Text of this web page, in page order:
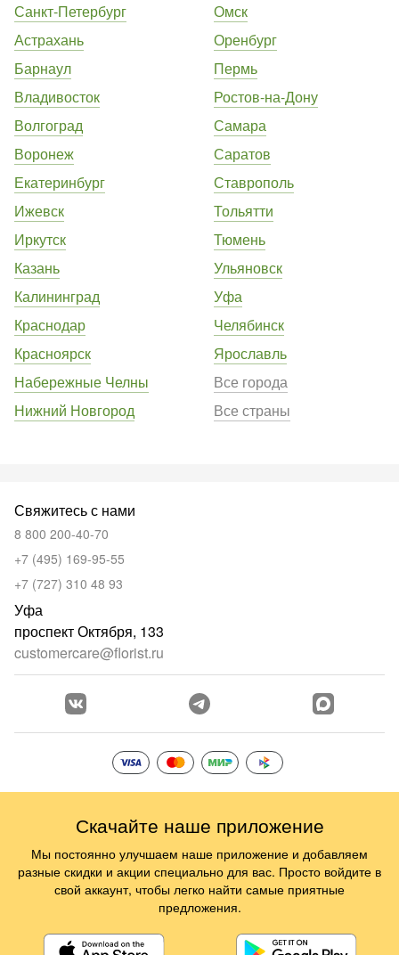
Санкт-Петербург
Астрахань
Барнаул
Владивосток
Волгоград
Воронеж
Екатеринбург
Ижевск
Иркутск
Казань
Калининград
Краснодар
Красноярск
Набережные Челны
Нижний Новгород
Омск
Оренбург
Пермь
Ростов-на-Дону
Самара
Саратов
Ставрополь
Тольятти
Тюмень
Ульяновск
Уфа
Челябинск
Ярославль
Все города
Все страны
Свяжитесь с нами
8 800 200-40-70
+7 (495) 169-95-55
+7 (727) 310 48 93
Уфа
проспект Октября, 133
customercare@florist.ru
Скачайте наше приложение
Мы постоянно улучшаем наше приложение и добавляем
разные скидки и акции специально для вас. Просто войдите в
свой аккаунт, чтобы легко найти самые приятные
предложения.